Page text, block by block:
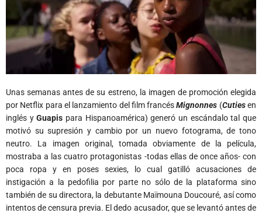
Unas semanas antes de su estreno, la imagen de promoción elegida
por Netflix para el lanzamiento del film francésMignonnes (Cutiesen
inglés yGuapis para Hispanoamérica) generó un escándalo tal que
motivó su supresión y cambio por un nuevo fotograma, de tono
neutro. La imagen original, tomada obviamente de la película,
mostraba a las cuatro protagonistas -todas ellas de once años- con
poca ropa y en poses sexies, lo cual gatilló acusaciones de
instigación a la pedofilia por parte no sólo de la plataforma sino
también de su directora, la debutante Maïmouna Doucouré, así como
intentos de censura previa. El dedo acusador, que se levantó antes de